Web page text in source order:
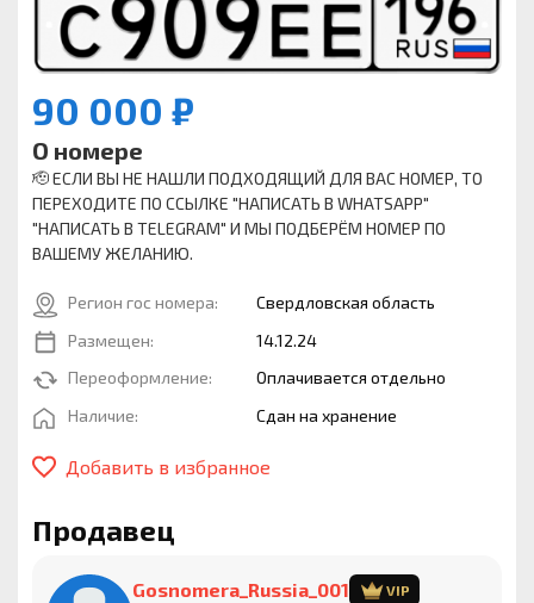
90 000 ₽
О номере
🫡 ЕСЛИ ВЫ НЕ НАШЛИ ПОДХОДЯЩИЙ ДЛЯ ВАС НОМЕР, ТО
ПЕРЕХОДИТЕ ПО ССЫЛКЕ "НАПИСАТЬ В WHATSAPP"
"НАПИСАТЬ В TELEGRAM" И МЫ ПОДБЕРЁМ НОМЕР ПО
ВАШЕМУ ЖЕЛАНИЮ.
Регион гос номера:
Свердловская область
Размещен:
14.12.24
Переоформление:
Оплачивается отдельно
Наличие:
Сдан на хранение
Добавить в избранное
Продавец
Gosnomera_Russia_001 VIP